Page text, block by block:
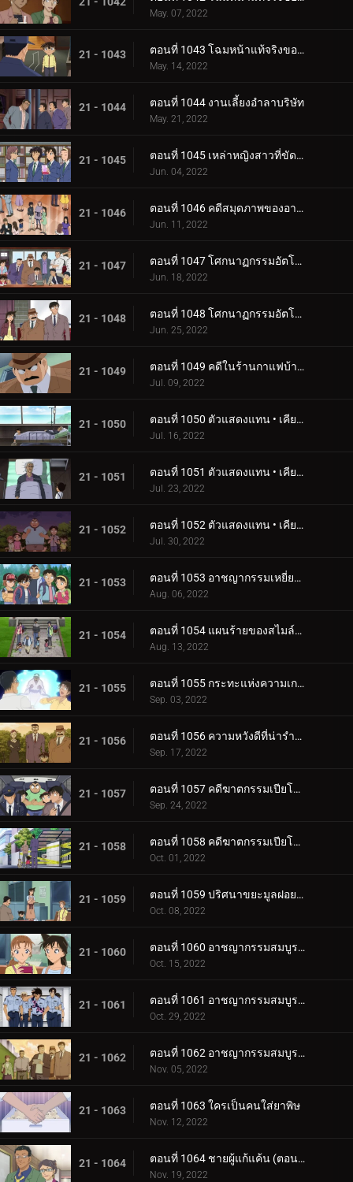
May. 07, 2022
21 - 1043 ตอนที่ 1043 โฉมหน้าแท้จริงของทั้งสอง (ตอนจบ)
May. 14, 2022
21 - 1044 ตอนที่ 1044 งานเลี้ยงอำลาบริษัท
May. 21, 2022
21 - 1045 ตอนที่ 1045 เหล่าหญิงสาวที่ขัดแย้งกัน
Jun. 04, 2022
21 - 1046 ตอนที่ 1046 คดีสมุดภาพของอายูมิจัง
Jun. 11, 2022
21 - 1047 ตอนที่ 1047 โศกนาฏกรรมอัตโนมัติ (ตอนแรก)
Jun. 18, 2022
21 - 1048 ตอนที่ 1048 โศกนาฏกรรมอัตโนมัติ (ตอนจบ)
Jun. 25, 2022
21 - 1049 ตอนที่ 1049 คดีในร้านกาแฟบ้านโบราณ
Jul. 09, 2022
21 - 1050 ตอนที่ 1050 ตัวแสดงแทน • เคียวโงคุ มาโคโตะ (ตอนแรก)
Jul. 16, 2022
21 - 1051 ตอนที่ 1051 ตัวแสดงแทน • เคียวโงคุ มาโคโตะ (ตอนกลาง)
Jul. 23, 2022
21 - 1052 ตอนที่ 1052 ตัวแสดงแทน • เคียวโงคุ มาโคโตะ (ตอนจบ)
Jul. 30, 2022
21 - 1053 ตอนที่ 1053 อาชญากรรมเหยี่ยวซ่อนเงื่อน
Aug. 06, 2022
21 - 1054 ตอนที่ 1054 แผนร้ายของสไมล์วิลเลจ
Aug. 13, 2022
21 - 1055 ตอนที่ 1055 กระทะแห่งความเกลียดชัง
Sep. 03, 2022
21 - 1056 ตอนที่ 1056 ความหวังดีที่น่ารำคาญ
Sep. 17, 2022
21 - 1057 ตอนที่ 1057 คดีฆาตกรรมเปียโนโซนาต้า "แสงจันทร์" (ตอนแรก)
Sep. 24, 2022
21 - 1058 ตอนที่ 1058 คดีฆาตกรรมเปียโนโซนาต้า "แสงจันทร์" (ตอนจบ)
Oct. 01, 2022
21 - 1059 ตอนที่ 1059 ปริศนาขยะมูลฝอยย่านการค้าเมืองเบกะ
Oct. 08, 2022
21 - 1060 ตอนที่ 1060 อาชญากรรมสมบูรณ์แบบ 36 ช่อง (ตอนแรก)
Oct. 15, 2022
21 - 1061 ตอนที่ 1061 อาชญากรรมสมบูรณ์แบบ 36 ช่อง (ตอนกลาง)
Oct. 29, 2022
21 - 1062 ตอนที่ 1062 อาชญากรรมสมบูรณ์แบบ 36 ช่อง (ตอนจบ)
Nov. 05, 2022
21 - 1063 ตอนที่ 1063 ใครเป็นคนใส่ยาพิษ
Nov. 12, 2022
21 - 1064 ตอนที่ 1064 ชายผู้แก้แค้น (ตอนแรก)
Nov. 19, 2022